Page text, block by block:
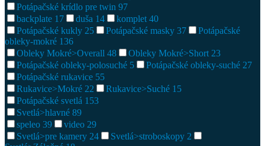
Potápačské krídlo pre twin 97
backplate 17 duša 14 komplet 40
Potápačské kukly 25 Potápačské masky 37
Potápačské
obleky-mokré 136
Obleky Mokré>Overall 48 Obleky Mokré>Short 23
Potápačské obleky-polosuché 5 Potápačské obleky-suché 27
Potápačské rukavice 55
Rukavice>Mokré 22 Rukavice>Suché 15
Potápačské svetlá 153
Svetlá>hlavné 89
speleo 39 video 29
Svetlá>pre kamery 24 Svetlá>stroboskopy 2